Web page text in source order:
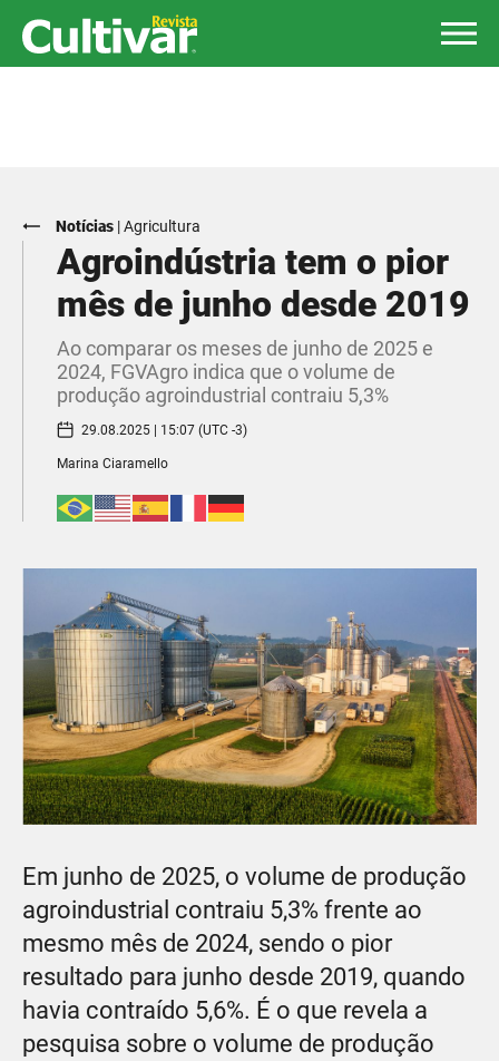
Notícias |Agricultura
Agroindústria tem o pior
mês de junho desde 2019
Ao comparar os meses de junho de 2025 e
2024, FGVAgro indica que o volume de
produção agroindustrial contraiu 5,3%
29.08.2025 | 15:07 (UTC -3)
Marina Ciaramello
Em junho de 2025, o volume de produção
agroindustrial contraiu 5,3% frente ao
mesmo mês de 2024, sendo o pior
resultado para junho desde 2019, quando
havia contraído 5,6%. É o que revela a
pesquisa sobre o volume de produção